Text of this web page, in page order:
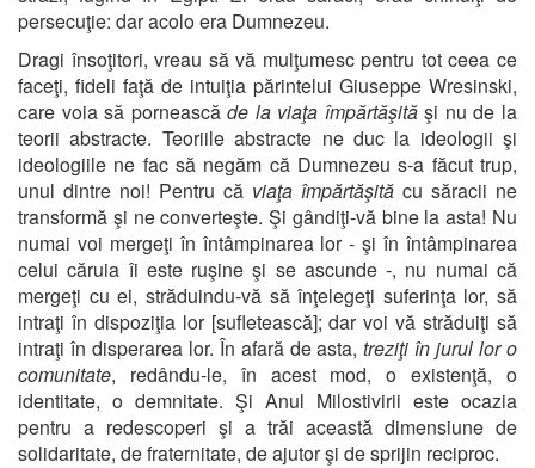
persecuţie: dar acolo era Dumnezeu.
Dragi însoţitori, vreau să vă mulţumesc pentru tot ceea ce
faceţi, fideli faţă de intuiţia părintelui Giuseppe Wresinski,
care voia să porneascăde la viaţa împărtăşităşi nu de la
teorii abstracte. Teoriile abstracte ne duc la ideologii şi
ideologiile ne fac să negăm că Dumnezeu s-a făcut trup,
unul dintre noi! Pentru că viaţa împărtăşită cu săracii ne
transformă şi ne converteşte. Şi gândiţi-vă bine la asta! Nu
numai voi mergeţi în întâmpinarea lor - şi în întâmpinarea
celui căruia îi este ruşine şi se ascunde -, nu numai că
mergeţi cu ei, străduindu-vă să înţelegeţi suferinţa lor, să
intraţi în dispoziţia lor [sufletească]; dar voi vă străduiţi să
intraţi în disperarea lor. În afară de asta,treziţi în jurul lor o
comunitate, redându-le, în acest mod, o existenţă, o
identitate, o demnitate. Şi Anul Milostivirii este ocazia
pentru a redescoperi şi a trăi această dimensiune de
solidaritate, de fraternitate, de ajutor şi de sprijin reciproc.